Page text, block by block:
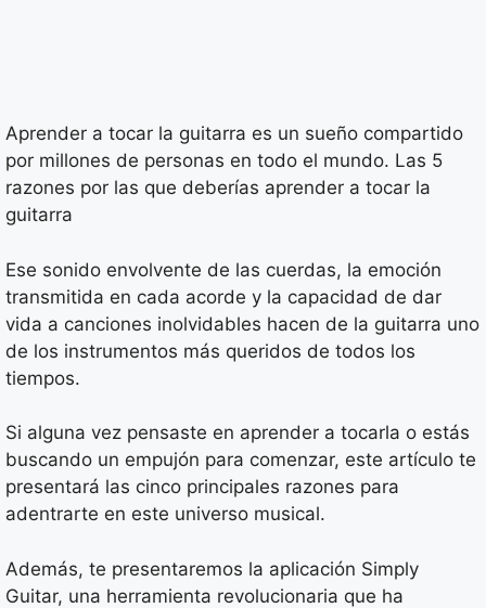
Aprender a tocar la guitarra es un sueño compartido
por millones de personas en todo el mundo. Las 5
razones por las que deberías aprender a tocar la
guitarra
Ese sonido envolvente de las cuerdas, la emoción
transmitida en cada acorde y la capacidad de dar
vida a canciones inolvidables hacen de la guitarra uno
de los instrumentos más queridos de todos los
tiempos.
Si alguna vez pensaste en aprender a tocarla o estás
buscando un empujón para comenzar, este artículo te
presentará las cinco principales razones para
adentrarte en este universo musical.
Además, te presentaremos la aplicación Simply
Guitar, una herramienta revolucionaria que ha